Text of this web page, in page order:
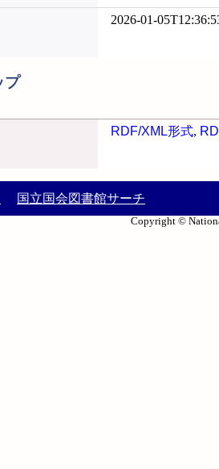
2026-01-
プ
RDF/XML形式,
国立国会図書館サーチ
Copyright ©